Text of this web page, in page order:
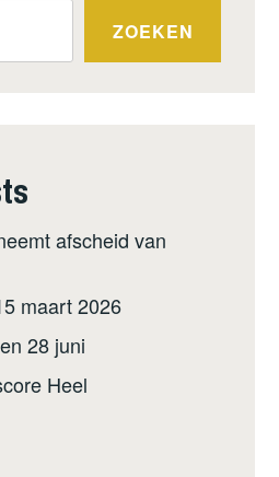
ZOEKEN
afscheid van
maart 2026
28 juni
Heel